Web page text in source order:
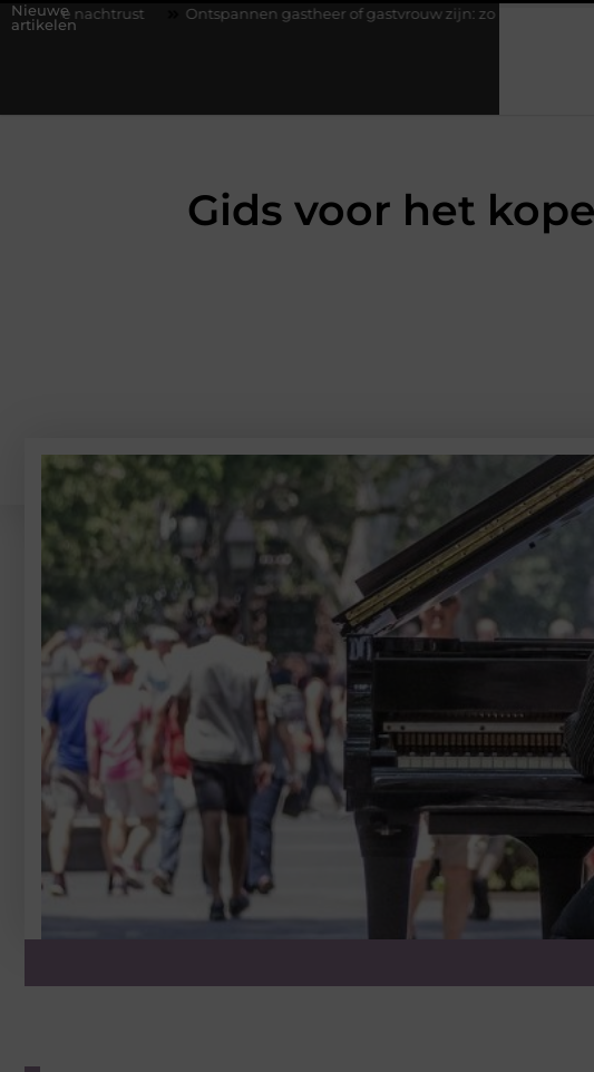
Nieuwe
artikelen
Ontspannen gastheer of gastvrouw zijn: zo houd je een diner stressvrij
Gids voor het